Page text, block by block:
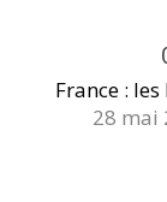
France :
28 mai